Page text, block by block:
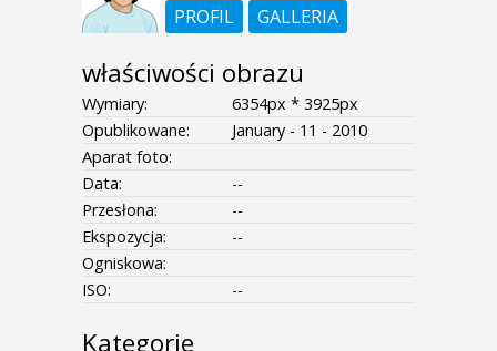
PROFIL
GALLERIA
właściwości obrazu
Wymiary:
6354px * 3925px
Opublikowane:
January - 11 - 2010
Aparat foto:
Data:
--
Przesłona:
--
Ekspozycja:
--
Ogniskowa:
ISO:
--
Kategorie